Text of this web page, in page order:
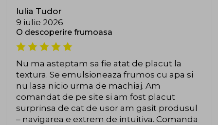
Iulia Tudor
9 iulie 2026
O descoperire frumoasa
Nu ma asteptam sa fie atat de placut la
textura. Se emulsioneaza frumos cu apa si
nu lasa nicio urma de machiaj. Am
comandat de pe site si am fost placut
surprinsa de cat de usor am gasit produsul
– navigarea e extrem de intuitiva. Comanda